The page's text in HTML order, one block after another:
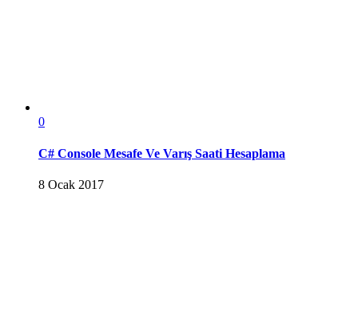
0
C# Console Mesafe Ve Varış Saati Hesaplama
8 Ocak 2017